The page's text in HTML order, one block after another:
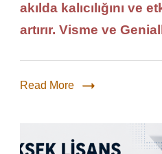
akılda kalıcılığını ve
artırır. Visme ve
Read More